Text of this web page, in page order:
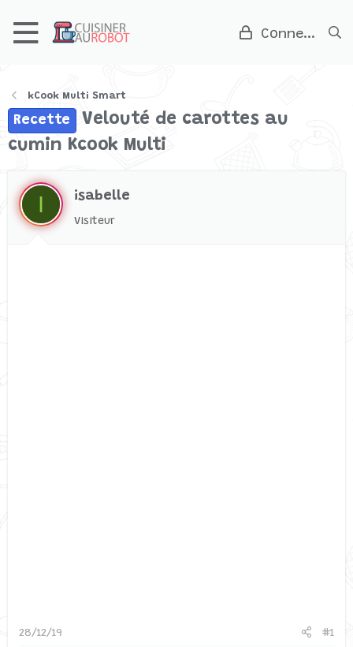
Connexion
kCook Multi Smart
Recette
Velouté de carottes au
cumin Kcook Multi
I isabelle
Visiteur
28/12/19 #1